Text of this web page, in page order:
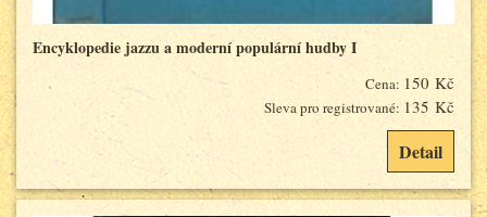
Encyklopedie jazzu a moderní populární hudby I
Cena: 150 Kč
Sleva pro registrované: 135 Kč
Detail